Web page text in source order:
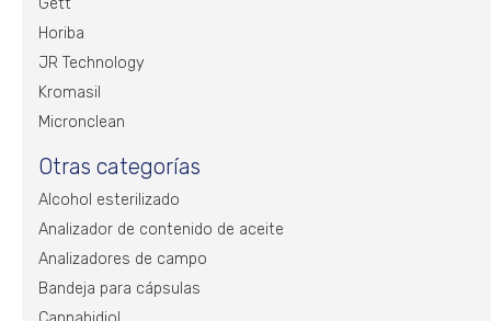
Gett
Horiba
JR Technology
Kromasil
Micronclean
Otras categorías
Alcohol esterilizado
Analizador de contenido de aceite
Analizadores de campo
Bandeja para cápsulas